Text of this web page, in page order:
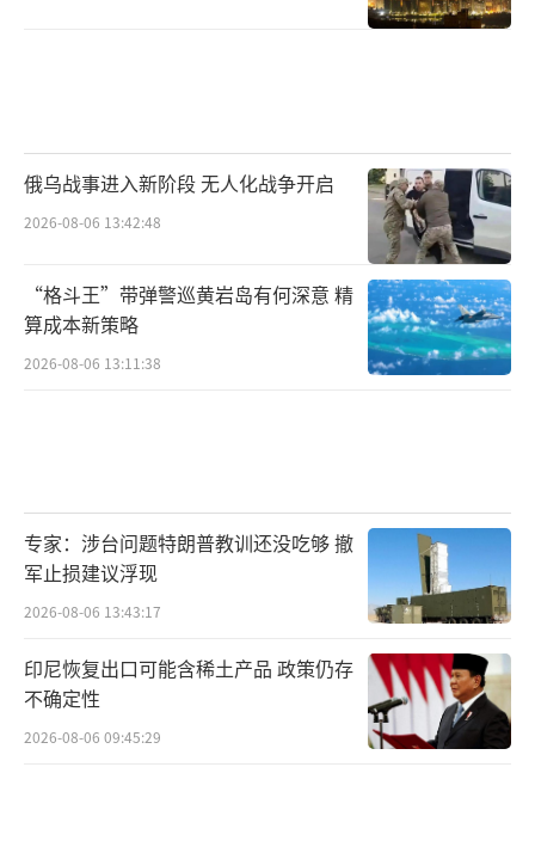
俄乌战事进入新阶段 无人化战争开启
2026-08-06 13:42:48
“格斗王”带弹警巡黄岩岛有何深意 精
算成本新策略
2026-08-06 13:11:38
专家：涉台问题特朗普教训还没吃够 撤
军止损建议浮现
2026-08-06 13:43:17
印尼恢复出口可能含稀土产品 政策仍存
不确定性
2026-08-06 09:45:29